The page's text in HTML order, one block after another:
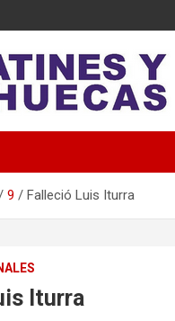
9 Falleció Luis Iturra
Iturra